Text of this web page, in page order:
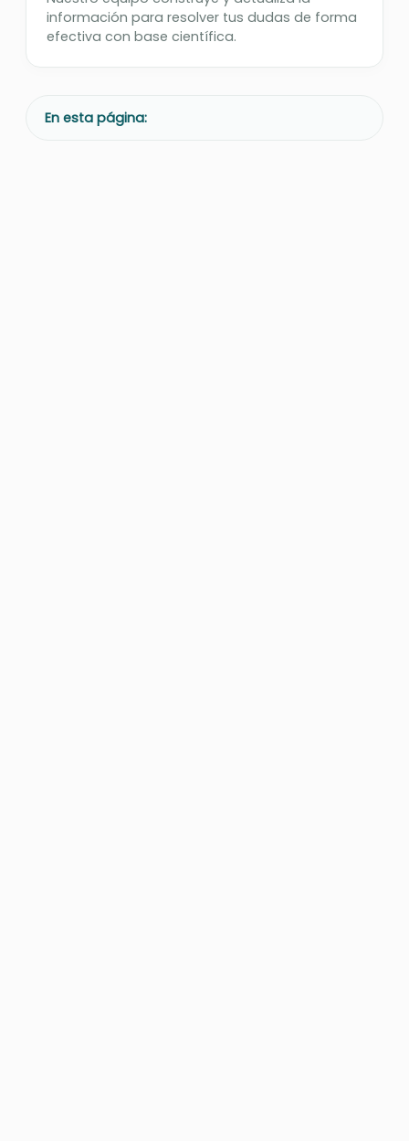
información para resolver tus dudas de forma
efectiva con base científica.
En esta página: